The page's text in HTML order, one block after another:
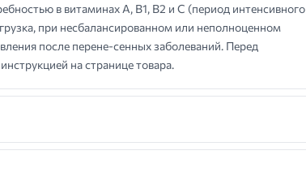
в витаминах А, В1, В2 и С (период интенсивного
при несбалансированном или неполноценном
после перене-сенных заболеваний. Перед
на странице товара.